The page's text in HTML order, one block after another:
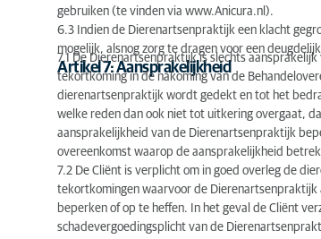
gebruiken (te vinden via www.Anicura.nl).
6.3 Indien de Dierenartsenpraktijk een klacht
mogelijk, alsnog zorg te dragen voor een
Artikel 7: Aansprakelijkheid
7.1 De Dierenartsenpraktijk is slechts
tekortkoming in de nakoming van de
dierenartsenpraktijk wordt gedekt en tot het
welke reden dan ook niet tot uitkering overgaat,
aansprakelijkheid van de Dierenartsenpraktijk
overeenkomst waarop de aansprakelijkheid
7.2 De Cliënt is verplicht om in goed overleg de
tekortkomingen waarvoor de
beperken of op te heffen. In het geval de Cliënt
schadevergoedingsplicht van de